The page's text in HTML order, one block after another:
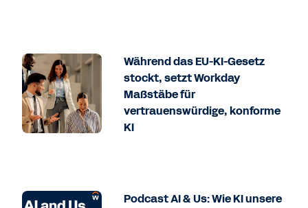
Während das EU-KI-Gesetz
stockt, setzt Workday
Maßstäbe für
vertrauenswürdige, konforme
KI
Podcast AI & Us: Wie KI unsere